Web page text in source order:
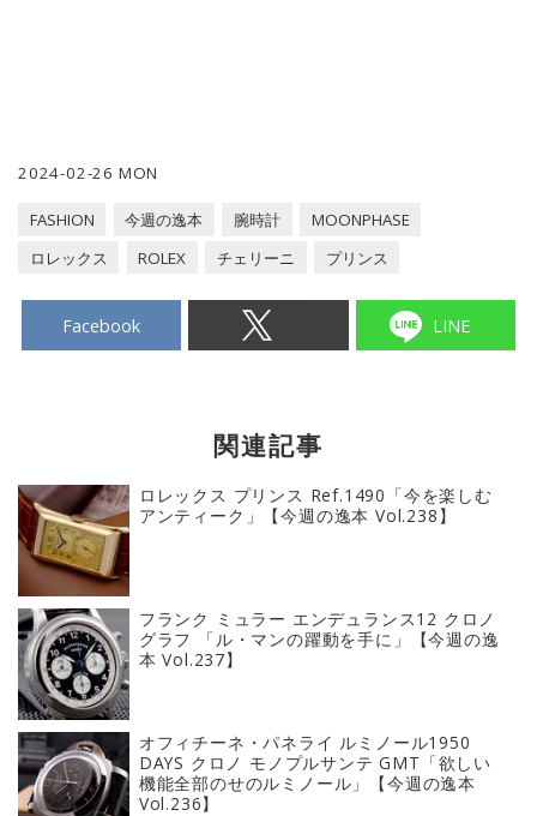
2024-02-26 MON
FASHION 今週の逸本 腕時計
MOONPHASE
ロレックス
ROLEX チェリーニ プリンス
Facebook LINE
関連記事
ロレックス プリンス Ref.1490「今を楽しむ
アンティーク」【今週の逸本 Vol.238】
フランク ミュラー エンデュランス12 クロノ
グラフ 「ル・マンの躍動を手に」【今週の逸
本 Vol.237】
オフィチーネ・パネライ ルミノール1950
DAYS クロノ モノプルサンテ GMT「欲しい
機能全部のせのルミノール」【今週の逸本
Vol.236】